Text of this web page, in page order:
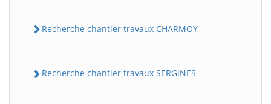
Recherche chantier travaux CHARMOY
Recherche chantier travaux SERGiNES